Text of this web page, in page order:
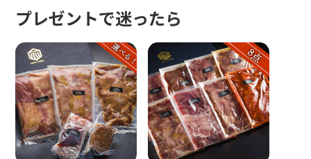
プレゼントで迷ったら